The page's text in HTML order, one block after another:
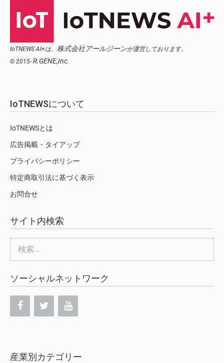
IoTNEWS AI+は、 株式会社アールジーンが運営しております。
© 2015- R.GENE,Inc.
IoTNEWSについて
IoTNEWSとは
広告掲載・タイアップ
プライバシーポリシー
特定商取引法に基づく表示
お問合せ
サイト内検索
索:
ソーシャルネットワーク
産業別カテゴリー